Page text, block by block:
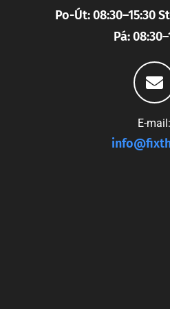
Po-Út: 08:30–15:30
Pá:
E-mail: